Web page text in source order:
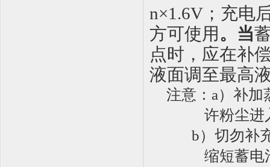
n×1.6V ；充电
方可使用 。 当
点时，应在补
液面调至最高
注意： a）补加
许粉尘进
b）切勿补
缩短蓄电